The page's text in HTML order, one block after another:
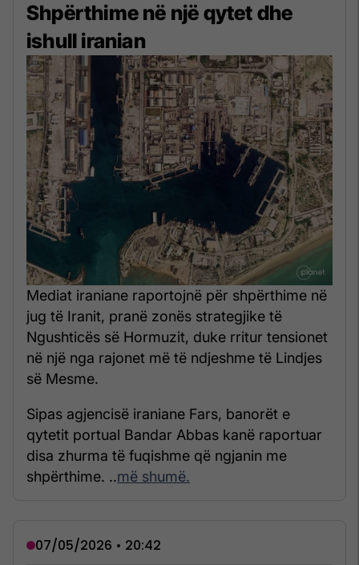
Shpërthime në një qytet dhe
ishull iranian
Mediat iraniane raportojnë për shpërthime në
jug të Iranit, pranë zonës strategjike të
Ngushticës së Hormuzit, duke rritur tensionet
në një nga rajonet më të ndjeshme të Lindjes
së Mesme.
Sipas agjencisë iraniane Fars, banorët e
qytetit portual Bandar Abbas kanë raportuar
disa zhurma të fuqishme që ngjanin me
shpërthime. ..më shumë.
07/05/2026 • 20:42